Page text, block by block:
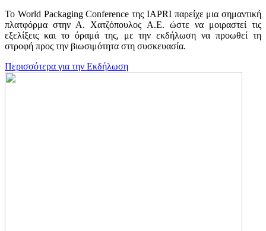
Το World Packaging Conference της IAPRI παρείχε μια σημαντική
πλατφόρμα στην Α. Χατζόπουλος Α.Ε. ώστε να μοιραστεί τις
εξελίξεις και το όραμά της, με την εκδήλωση να προωθεί τη
στροφή προς την βιωσιμότητα στη συσκευασία.
Περισσότερα για την Εκδήλωση